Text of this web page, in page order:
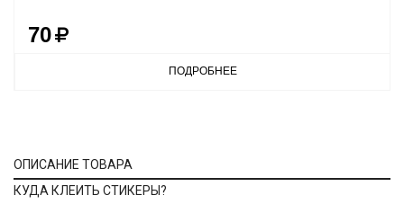
70
ПОДРОБНЕЕ
ОПИСАНИЕ ТОВАРА
КУДА КЛЕИТЬ СТИКЕРЫ?